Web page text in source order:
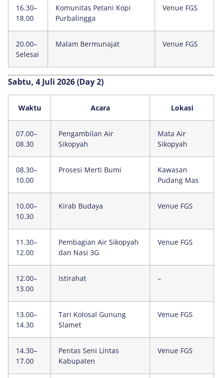
16.30–
18.00
Komunitas Petani Kopi
Purbalingga
Venue FGS
20.00–
Selesai
Malam Bermunajat Venue FGS
Sabtu, 4 Juli 2026 (Day 2)
Waktu Acara Lokasi
07.00–
08.30
Pengambilan Air
Sikopyah
Mata Air
Sikopyah
08.30–
10.00
Prosesi Merti Bumi
Kawasan
Pudang Mas
10.00–
10.30
Kirab Budaya Venue FGS
11.30–
12.00
Pembagian Air Sikopyah
dan Nasi 3G
Venue FGS
12.00–
13.00
Istirahat –
13.00–
14.30
Tari Kolosal Gunung
Slamet
Venue FGS
14.30–
17.00
Pentas Seni Lintas
Kabupaten
Venue FGS